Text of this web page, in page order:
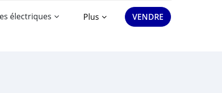
électriques Plus VENDRE